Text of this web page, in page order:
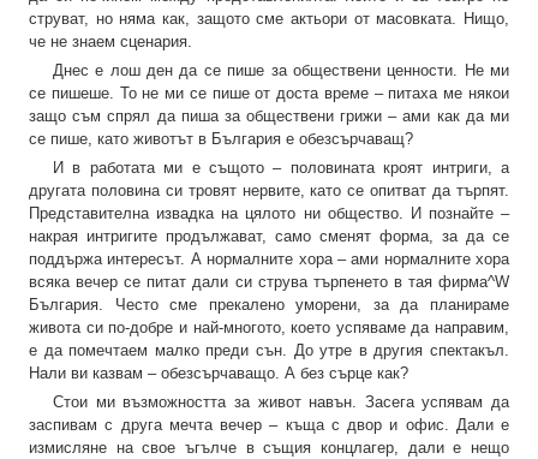
струват, но няма как, защото сме актьори от масовката. Нищо,
че не знаем сценария.
Днес е лош ден да се пише за обществени ценности. Не ми
се пишеше. То не ми се пише от доста време – питаха ме някои
защо съм спрял да пиша за обществени грижи – ами как да ми
се пише, като животът в България е обезсърчаващ?
И в работата ми е същото – половината кроят интриги, а
другата половина си тровят нервите, като се опитват да търпят.
Представителна извадка на цялото ни общество. И познайте –
накрая интригите продължават, само сменят форма, за да се
поддържа интересът. А нормалните хора – ами нормалните хора
всяка вечер се питат дали си струва търпенето в тая фирма^W
България. Често сме прекалено уморени, за да планираме
живота си по-добре и най-многото, което успяваме да направим,
е да помечтаем малко преди сън. До утре в другия спектакъл.
Нали ви казвам – обезсърчаващо. А без сърце как?
Стои ми възможността за живот навън. Засега успявам да
заспивам с друга мечта вечер – къща с двор и офис. Дали е
измисляне на свое ъгълче в същия концлагер, дали е нещо